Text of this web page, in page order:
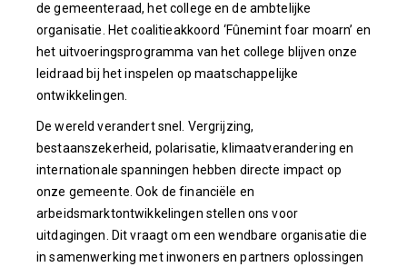
de gemeenteraad, het college en de ambtelijke
organisatie. Het coalitieakkoord ‘Fûnemint foar moarn’ en
het uitvoeringsprogramma van het college blijven onze
leidraad bij het inspelen op maatschappelijke
ontwikkelingen.
De wereld verandert snel. Vergrijzing,
bestaanszekerheid, polarisatie, klimaatverandering en
internationale spanningen hebben directe impact op
onze gemeente. Ook de financiële en
arbeidsmarktontwikkelingen stellen ons voor
uitdagingen. Dit vraagt om een wendbare organisatie die
in samenwerking met inwoners en partners oplossingen